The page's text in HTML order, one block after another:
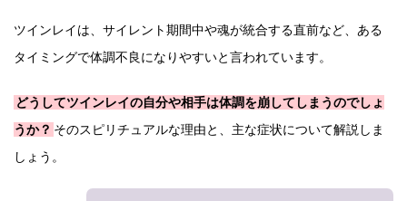
ツインレイは、サイレント期間中や魂が統合する直前など、ある
タイミングで体調不良になりやすいと言われています。
どうしてツインレイの自分や相手は体調を崩してしまうのでしょ
うか？ そのスピリチュアルな理由と、主な症状について解説しま
しょう。